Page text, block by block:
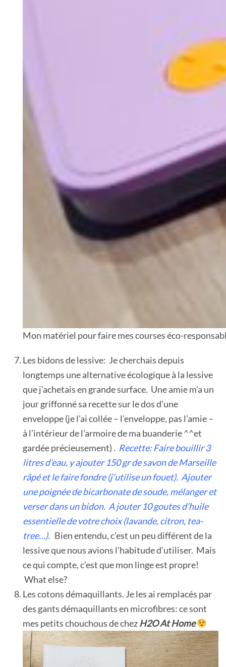
Mon matériel pour faire mes courses éco-
Les bidons de lessive: Je cherchais depuis
longtemps une alternative écologique à la lessive
que j’achetais en grande surface. Une amie m’a un
jour griffonné sa recette sur le dos d’une
enveloppe (je l’ai collée – l’enveloppe, pas l’amie –
à l’intérieur de l’armoire de ma buanderie ^^et
gardée précieusement) . Recette: Faire bouillir 3
litres d’eau, y ajouter 150 gr de savon de Marseille
râpé et le faire fondre (j’utilise un fouet). Ajouter
une poignée de bicarbonate de soude, mélanger et
verser dans un bidon. A jouter 10 goutes d’huile
essentielle de votre choix (lavande, citron, tea-
tree…). Bien entendu, c’est un peu différent de la
lessive que nous avions l’habitude d’utiliser. Mais
ce qui compte, c’est que mon linge est propre!
What else?
Les cotons démaquillants. Je les ai remplacés par
des gants démaquillants en microfibres: ce sont
mes petits chouchous de chezH2O At Home